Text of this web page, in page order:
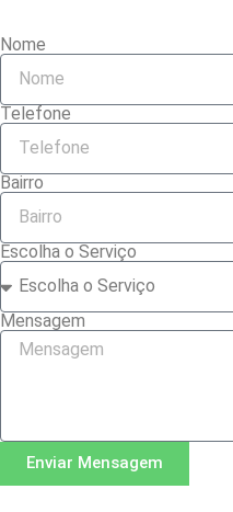
Nome
Telefone
Bairro
Escolha o Serviço
Mensagem
Enviar Mensagem